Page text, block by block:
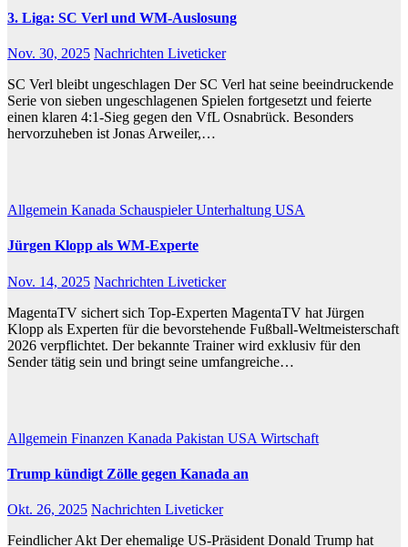
3. Liga: SC Verl und WM-Auslosung
Nov. 30, 2025 Nachrichten Liveticker
SC Verl bleibt ungeschlagen Der SC Verl hat seine beeindruckende
Serie von sieben ungeschlagenen Spielen fortgesetzt und feierte
einen klaren 4:1-Sieg gegen den VfL Osnabrück. Besonders
hervorzuheben ist Jonas Arweiler,…
Allgemein Kanada SchauspielerUnterhaltung USA
Jürgen Klopp als WM-Experte
Nov. 14, 2025 Nachrichten Liveticker
MagentaTV sichert sich Top-Experten MagentaTV hat Jürgen
Klopp als Experten für die bevorstehende Fußball-Weltmeisterschaft
2026 verpflichtet. Der bekannte Trainer wird exklusiv für den
Sender tätig sein und bringt seine umfangreiche…
Allgemein Finanzen Kanada Pakistan USA Wirtschaft
Trump kündigt Zölle gegen Kanada an
Okt. 26, 2025 Nachrichten Liveticker
Feindlicher Akt Der ehemalige US-Präsident Donald Trump hat